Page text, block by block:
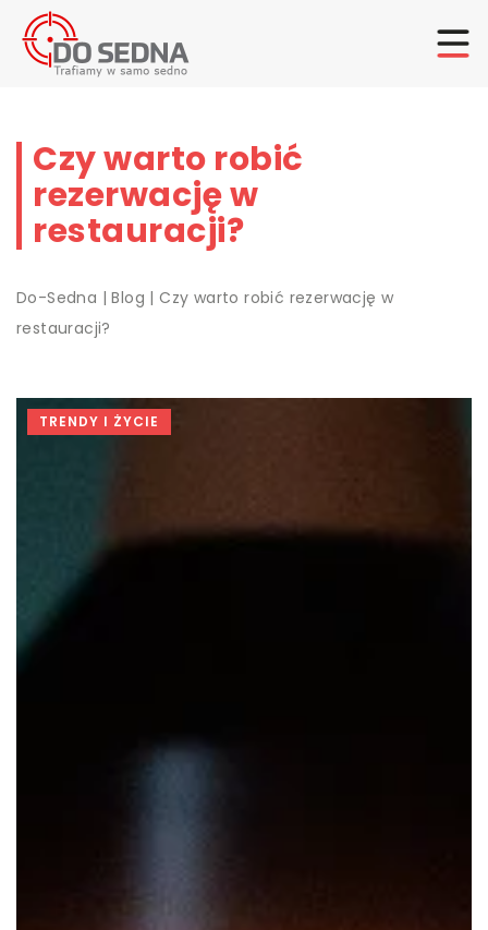
Czy warto robić
rezerwację w
restauracji?
Do-Sedna |Blog |Czy warto robić rezerwację w
restauracji?
TRENDY I ŻYCIE